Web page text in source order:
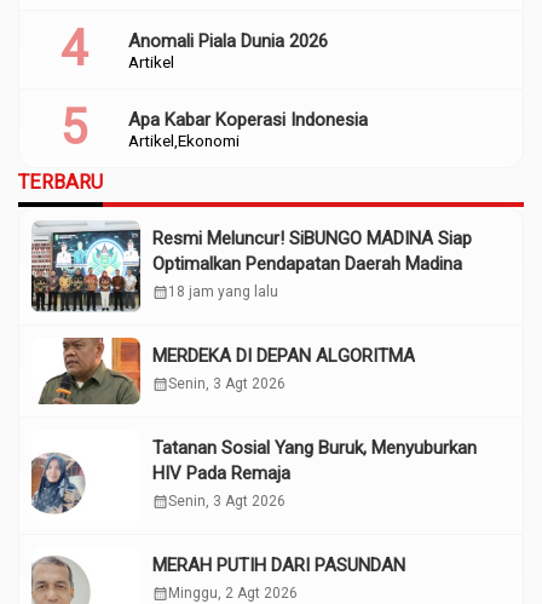
Artikel
Anomali Piala Dunia 2026
Artikel Ekonomi
Apa Kabar Koperasi Indonesia
TERBARU
Resmi Meluncur! SiBUNGO MADINA Siap
Optimalkan Pendapatan Daerah Madina
calendar_month18 jam yang lalu
MERDEKA DI DEPAN ALGORITMA
calendar_monthSenin, 3 Agt 2026
Tatanan Sosial Yang Buruk, Menyuburkan
HIV Pada Remaja
calendar_monthSenin, 3 Agt 2026
MERAH PUTIH DARI PASUNDAN
calendar_month Minggu, 2 Agt 2026